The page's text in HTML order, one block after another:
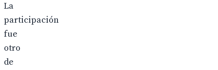
La
participación
fue
otro
de